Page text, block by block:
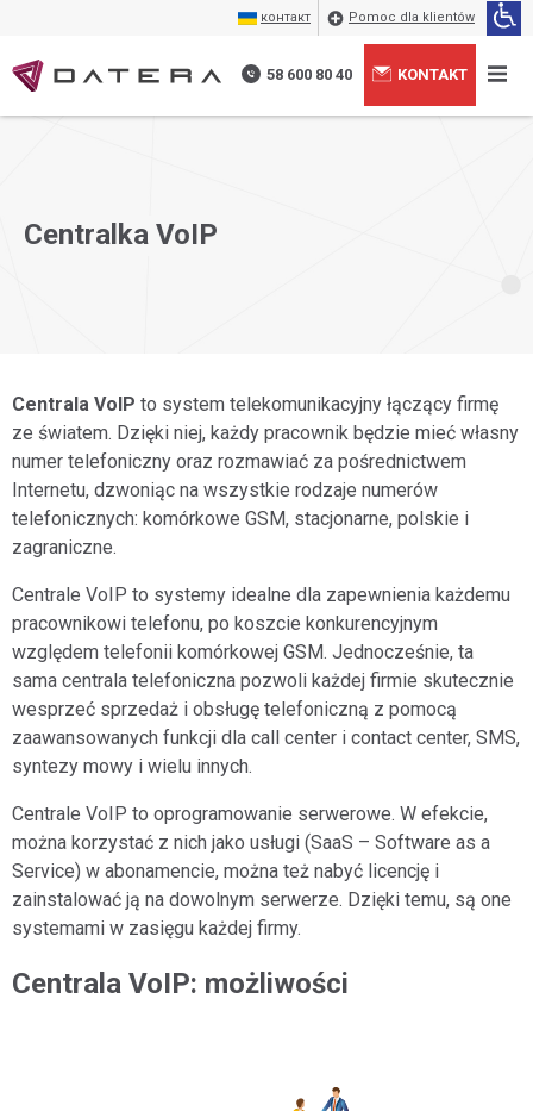
контакт Pomoc dla klientów
58 600 80 40 KONTAKT
Wyrażam zgodę na przetwarzanie moich danych
osobowych przez Aiton Caldwell SA.
Centralka VoIP
Centrala VoIP to system telekomunikacyjny łączący firmę
ze światem. Dzięki niej, każdy pracownik będzie mieć własny
numer telefoniczny oraz rozmawiać za pośrednictwem
Internetu, dzwoniąc na wszystkie rodzaje numerów
telefonicznych: komórkowe GSM, stacjonarne, polskie i
zagraniczne.
Centrale VoIP to systemy idealne dla zapewnienia każdemu
pracownikowi telefonu, po koszcie konkurencyjnym
względem telefonii komórkowej GSM. Jednocześnie, ta
sama centrala telefoniczna pozwoli każdej firmie skutecznie
wesprzeć sprzedaż i obsługę telefoniczną z pomocą
zaawansowanych funkcji dla call center i contact center, SMS,
syntezy mowy i wielu innych.
Centrale VoIP to oprogramowanie serwerowe. W efekcie,
można korzystać z nich jako usługi (SaaS – Software as a
Service) w abonamencie, można też nabyć licencję i
zainstalować ją na dowolnym serwerze. Dzięki temu, są one
systemami w zasięgu każdej firmy.
Centrala VoIP: możliwości